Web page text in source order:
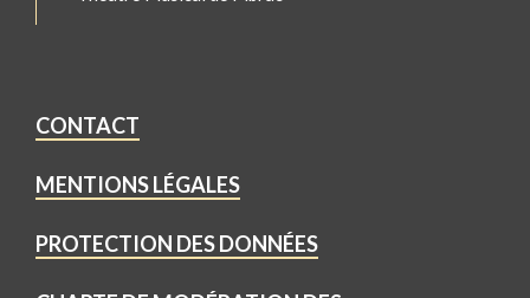
CONTACT
MENTIONS LÉGALES
PROTECTION DES DONNÉES